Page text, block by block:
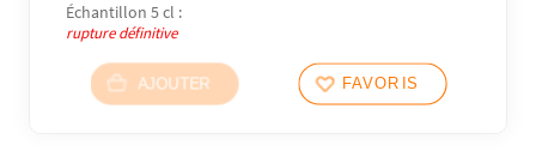
Échantillon 5 cl :
rupture définitive
AJOUTER FAVORIS